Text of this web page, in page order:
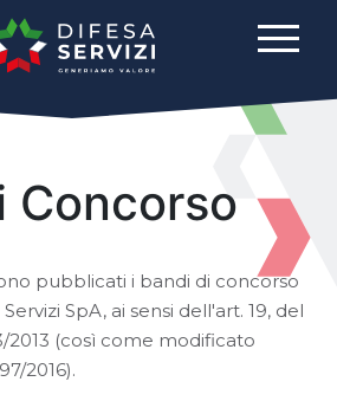
Concorso
pubblicati i bandi di concorso
SpA, ai sensi dell'art. 19, del
2013 (così come modificato
2016).